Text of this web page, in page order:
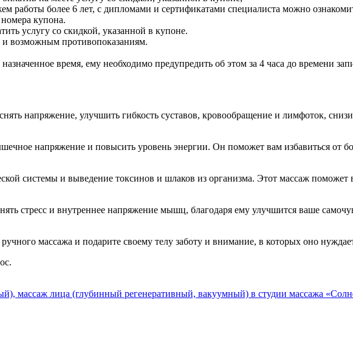
работы более 6 лет, с дипломами и сертификатами специалиста можно
купона.
услугу со скидкой, указанной в купоне.
и возможным противопоказаниям.
время, ему необходимо предупредить об этом за 4 часа до времени
напряжение, улучшить гибкость суставов, кровообращение и лимфоток,
напряжение и повысить уровень энергии. Он поможет вам избавиться от
системы и выведение токсинов и шлаков из организма. Этот массаж поможет
стресс и внутреннее напряжение мышц, благодаря ему улучшится ваше
массажа и подарите своему телу заботу и внимание, в которых оно
массаж лица (глубинный регенеративный, вакуумный) в студии массажа